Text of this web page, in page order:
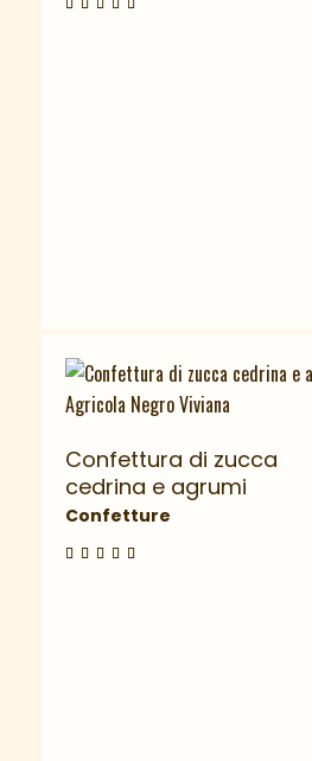
Confettura di zucca
cedrina e agrumi
Confetture